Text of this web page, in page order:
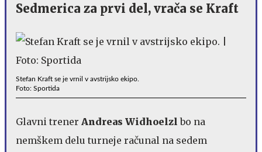
Sedmerica za prvi del, vrača se Kraft
Stefan Kraft se je vrnil v avstrijsko ekipo.
Foto: Sportida
Glavni trener Andreas Widhoelzlbo na
nemškem delu turneje računal na sedem